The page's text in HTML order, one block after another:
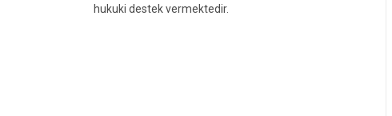
hukuki destek vermektedir.